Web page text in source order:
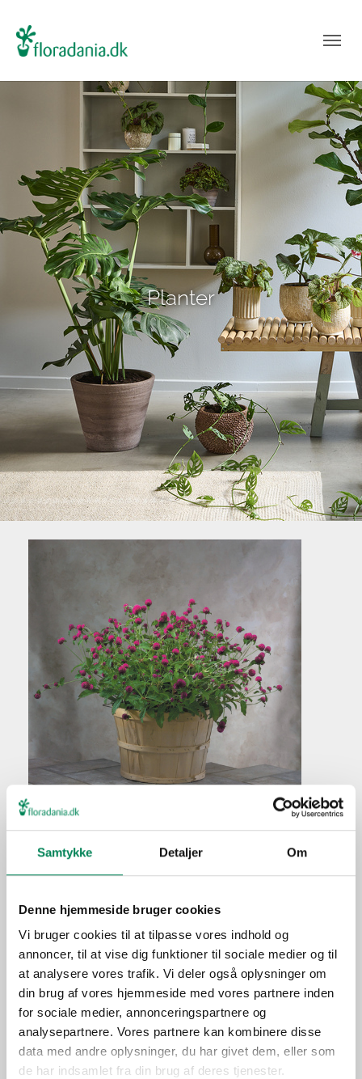
Samtykke Detaljer Om
Denne hjemmeside bruger cookies
Vi bruger cookies til at tilpasse vores indhold og
annoncer, til at vise dig funktioner til sociale medier og til
at analysere vores trafik. Vi deler også oplysninger om
din brug af vores hjemmeside med vores partnere inden
for sociale medier, annonceringspartnere og
analysepartnere. Vores partnere kan kombinere disse
data med andre oplysninger, du har givet dem, eller som
de har indsamlet fra din brug af deres tjenester.
Planter
Ungkarleknap
Plantefakta
globosa
Populærnavn
Ungkarleknap
Vanding
Hold pottejorden jævnt
fugtig.
Gødning
Ca. hver tredje vanding i
vækstperioden.
Placering
Ude